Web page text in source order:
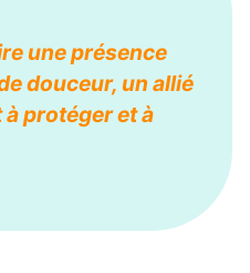
une présence
douceur, un allié
protéger et à